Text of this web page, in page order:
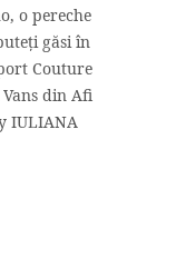
o pereche
găsi în
Couture
din Afi
IULIANA